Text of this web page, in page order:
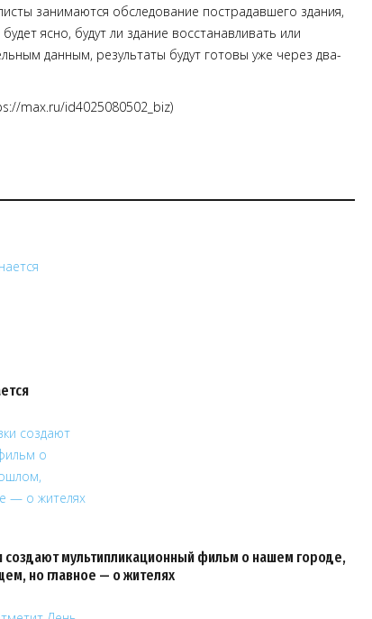
занимаются обследование пострадавшего здания,
ясно, будут ли здание восстанавливать или
данным, результаты будут готовы уже через два-
max.ru/id4025080502_biz)
создают мультипликационный фильм о нашем городе,
но главное — о жителях